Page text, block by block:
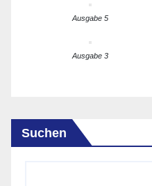
Ausgabe 5
Ausgabe 3
Suchen